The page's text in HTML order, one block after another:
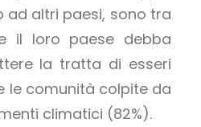
ad altri paesi, sono tra
il loro paese debba
la tratta di esseri
le comunità colpite da
climatici (82%).